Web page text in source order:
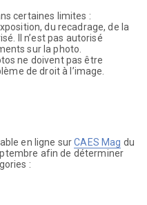
certaines limites :
du recadrage, de la
Il n’est pas autorisé
sur la photo.
ne doivent pas être
de droit à l’image.
en ligne surCAES Mag du
afin de déterminer
: